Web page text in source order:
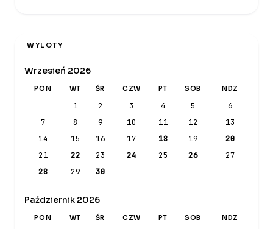
WYLOTY
Wrzesień 2026
PON WT ŚR CZW PT SOB NDZ
1 2 3 4 5
6
7
8 9 10 11 12
13
14
15 16 17 18 19
20
21
22 23 24 25 26
27
28
29 30
Październik 2026
PON WT ŚR CZW PT SOB NDZ